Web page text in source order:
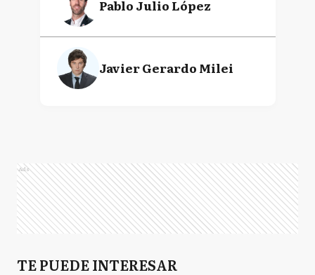
Pablo Julio López
Javier Gerardo Milei
Ads
TE PUEDE INTERESAR